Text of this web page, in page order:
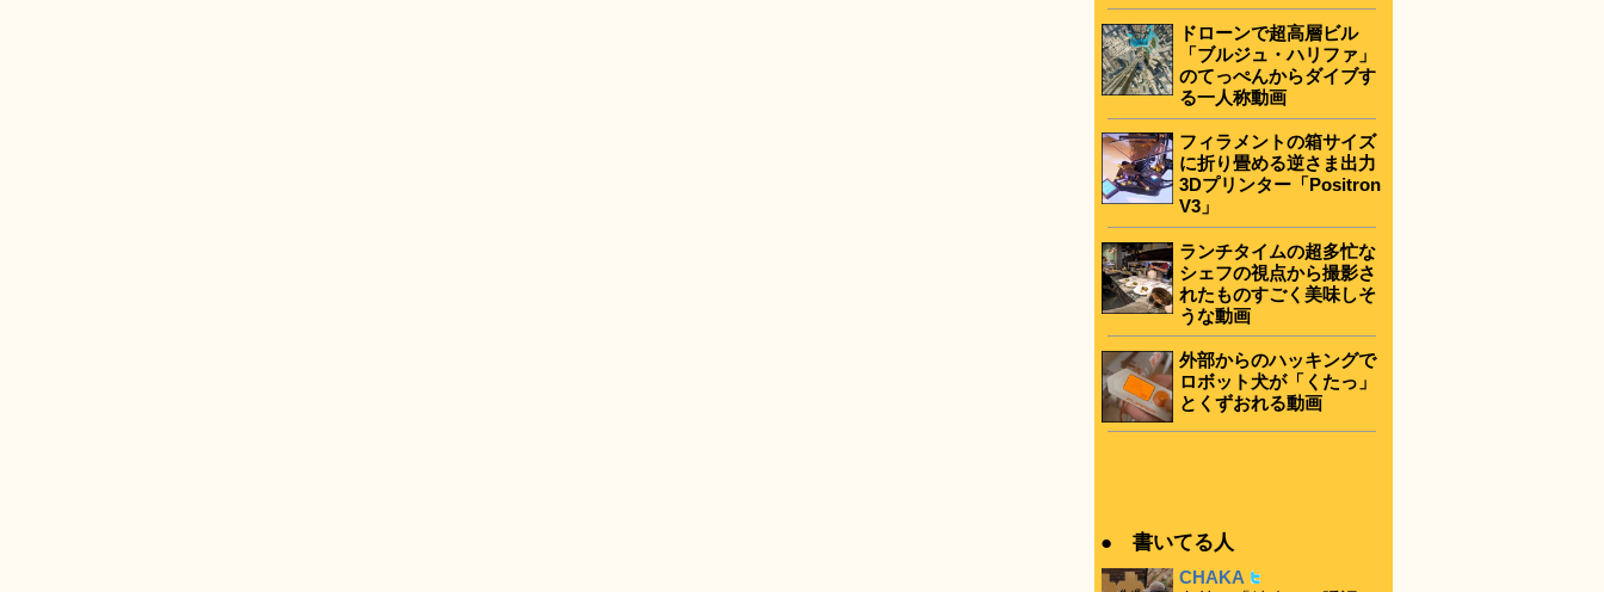
ドローンで超高層ビル
「ブルジュ・ハリファ」
のてっぺんからダイブす
る一人称動画
フィラメントの箱サイズ
に折り畳める逆さま出力
3Dプリンター「Positron
V3」
ランチタイムの超多忙な
シェフの視点から撮影さ
れたものすごく美味しそ
うな動画
外部からのハッキングで
ロボット犬が「くたっ」
とくずおれる動画
● 書いてる人
CHAKA